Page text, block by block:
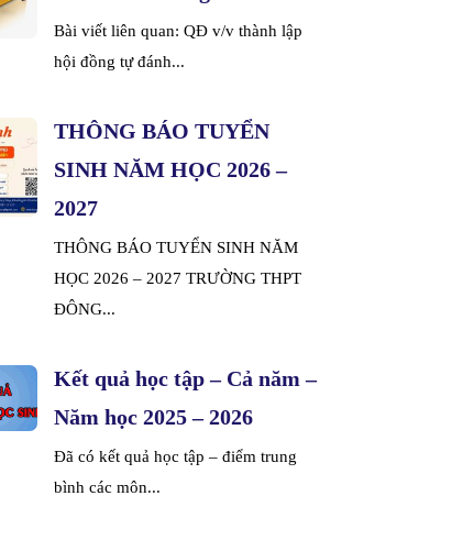
Bài viết liên quan: QĐ v/v thành lập
hội đồng tự đánh...
THÔNG BÁO TUYỂN
SINH NĂM HỌC 2026 –
2027
THÔNG BÁO TUYỂN SINH NĂM
HỌC 2026 – 2027 TRƯỜNG THPT
ĐÔNG...
Kết quả học tập – Cả năm –
Năm học 2025 – 2026
Đã có kết quả học tập – điểm trung
bình các môn...